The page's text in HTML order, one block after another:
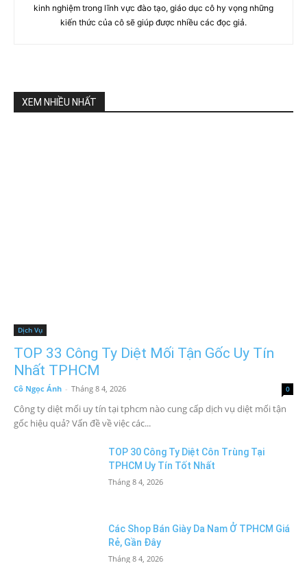
kinh nghiệm trong lĩnh vực đào tạo, giáo dục cô hy vọng những
kiến thức của cô sẽ giúp được nhiều các đọc giả.
XEM NHIỀU NHẤT
Dịch Vụ
TOP 33 Công Ty Diệt Mối Tận Gốc Uy Tín
Nhất TPHCM
Cô Ngọc Ánh - Tháng 8 4, 2026 0
Công ty diệt mối uy tín tại tphcm nào cung cấp dịch vụ diệt mối tận
gốc hiệu quả? Vấn đề về việc các...
TOP 30 Công Ty Diệt Côn Trùng Tại
TPHCM Uy Tín Tốt Nhất
Tháng 8 4, 2026
Các Shop Bán Giày Da Nam Ở TPHCM Giá
Rẻ, Gần Đây
Tháng 8 4, 2026